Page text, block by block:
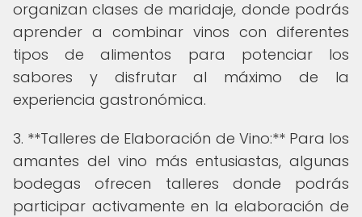
organizan clases de maridaje, donde podrás
aprender a combinar vinos con diferentes
tipos de alimentos para potenciar los
sabores y disfrutar al máximo de la
experiencia gastronómica.
3. **Talleres de Elaboración de Vino:** Para los
amantes del vino más entusiastas, algunas
bodegas ofrecen talleres donde podrás
participar activamente en la elaboración de